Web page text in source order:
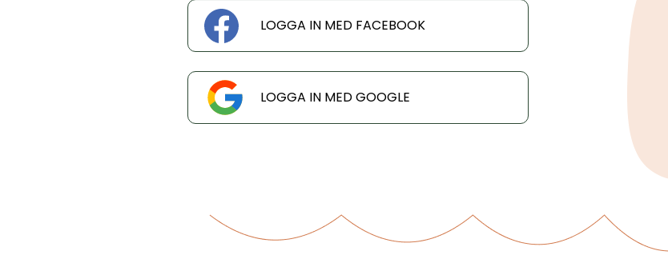
LOGGA IN MED FACEBOOK
LOGGA IN MED GOOGLE